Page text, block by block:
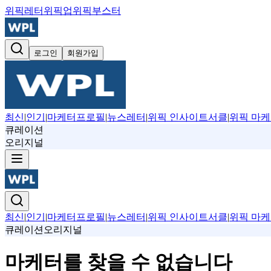
위픽레터 위픽업위픽부스터
로그인 회원가입
최신|인기 |마케터프로필|뉴스레터 |위픽 인사이트서클|위픽 마케
큐레이션
오리지널
최신|인기 |마케터프로필|뉴스레터 |위픽 인사이트서클|위픽 마케
큐레이션 오리지널
마케터를 찾을 수 없습니다